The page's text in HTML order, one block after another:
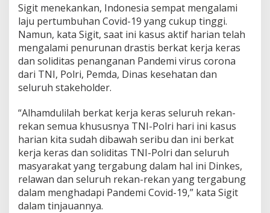
a
k
s
i
a
s
r
s
i
d
e
n
J
o
Sigit menekankan, Indonesia sempat mengalami
laju pertumbuhan Covid-19 yang cukup tinggi.
Namun, kata Sigit, saat ini kasus aktif harian telah
mengalami penurunan drastis berkat kerja keras
dan soliditas penanganan Pandemi virus corona
dari TNI, Polri, Pemda, Dinas kesehatan dan
seluruh stakeholder.
“Alhamdulilah berkat kerja keras seluruh rekan-
rekan semua khususnya TNI-Polri hari ini kasus
harian kita sudah dibawah seribu dan ini berkat
kerja keras dan soliditas TNI-Polri dan seluruh
masyarakat yang tergabung dalam hal ini Dinkes,
relawan dan seluruh rekan-rekan yang tergabung
dalam menghadapi Pandemi Covid-19,” kata Sigit
dalam tinjauannya.